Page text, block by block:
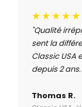
★★★★★
"Qualité
sent la
Classic USA
depuis 2
Thomas R.